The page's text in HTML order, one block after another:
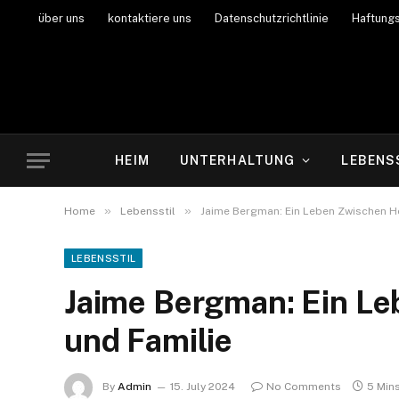
über uns kontaktiere uns Datenschutzrichtlinie
HEIM UNTERHALTUNG
Home » Lebensstil » Jaime Bergman: Ein Leben Zwischen
LEBENSSTIL
Jaime Bergman: Ein
und Familie
By Admin 15. July 2024 No Comments 5